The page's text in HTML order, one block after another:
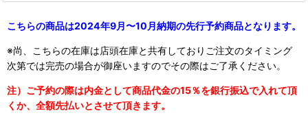
こちらの商品は2024年9月〜10月納期の先行予約商品となります。
※尚、こちらの在庫は店頭在庫と共有しておりご注文のタイミング
次第では完売の場合が御座いますのでその際はご了承ください。
注）ご予約の際は内金として商品代金の15％を銀行振込で入れて頂
くか、全額先払いとさせて頂きます。